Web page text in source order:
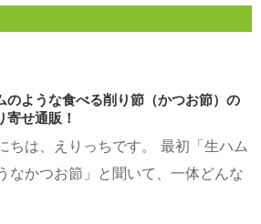
のような食べる削り節（かつお節）の
寄せ通販！
ちは、えりっちです。 最初「生ハム
なかつお節」と聞いて、一体どんな